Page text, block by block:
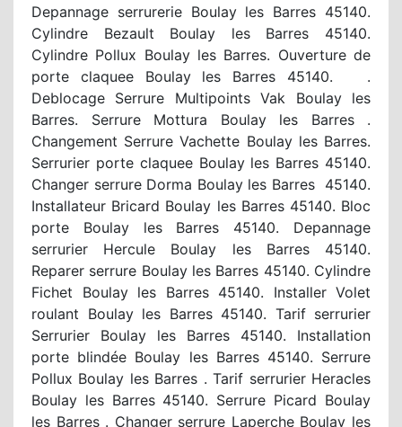
Depannage serrurerie Boulay les Barres 45140.
Cylindre Bezault Boulay les Barres 45140.
Cylindre Pollux Boulay les Barres. Ouverture de
porte claquee Boulay les Barres 45140. .
Deblocage Serrure Multipoints Vak Boulay les
Barres. Serrure Mottura Boulay les Barres .
Changement Serrure Vachette Boulay les Barres.
Serrurier porte claquee Boulay les Barres 45140.
Changer serrure Dorma Boulay les Barres 45140.
Installateur Bricard Boulay les Barres 45140. Bloc
porte Boulay les Barres 45140. Depannage
serrurier Hercule Boulay les Barres 45140.
Reparer serrure Boulay les Barres 45140. Cylindre
Fichet Boulay les Barres 45140. Installer Volet
roulant Boulay les Barres 45140. Tarif serrurier
Serrurier Boulay les Barres 45140. Installation
porte blindée Boulay les Barres 45140. Serrure
Pollux Boulay les Barres . Tarif serrurier Heracles
Boulay les Barres 45140. Serrure Picard Boulay
les Barres . Changer serrure Laperche Boulay les